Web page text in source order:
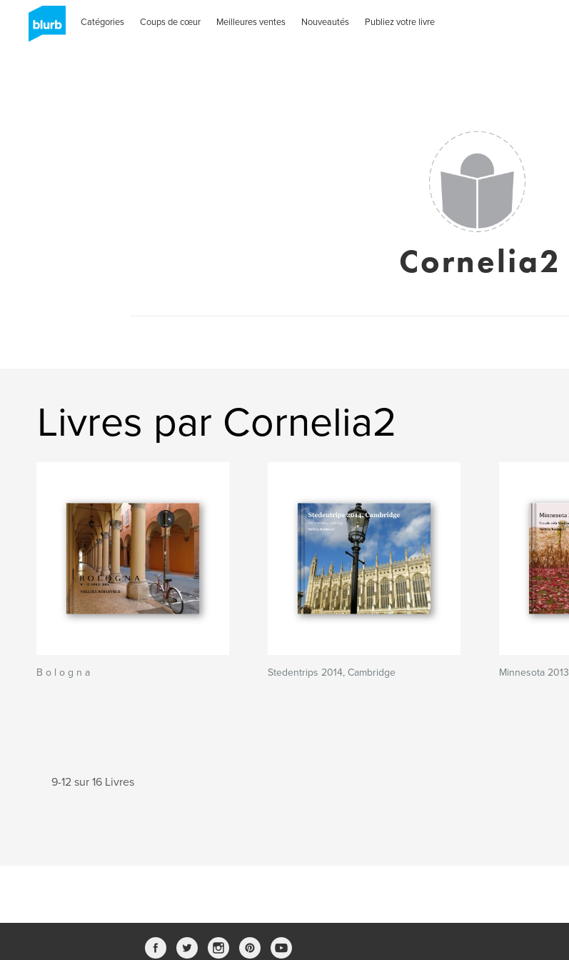
Catégories Coups de cœur Meilleures ventes Nouveautés Publiez votre livre
Cornelia2
Livres par Cornelia2
B o l o g n a Stedentrips 2014, Cambridge Minnesota 2013
9-12 sur 16 Livres